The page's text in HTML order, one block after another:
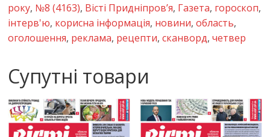
року, №8 (4163), Вісті Придніпров’я, Газета, гороскоп,
інтерв'ю, корисна інформація, новини,область,
оголошення, реклама, рецепти,сканворд,четвер
Супутні товари